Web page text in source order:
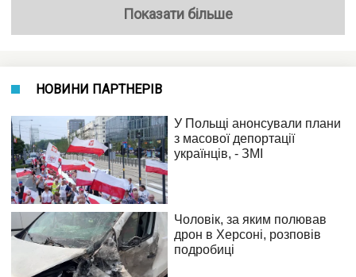
Показати більше
НОВИНИ ПАРТНЕРІВ